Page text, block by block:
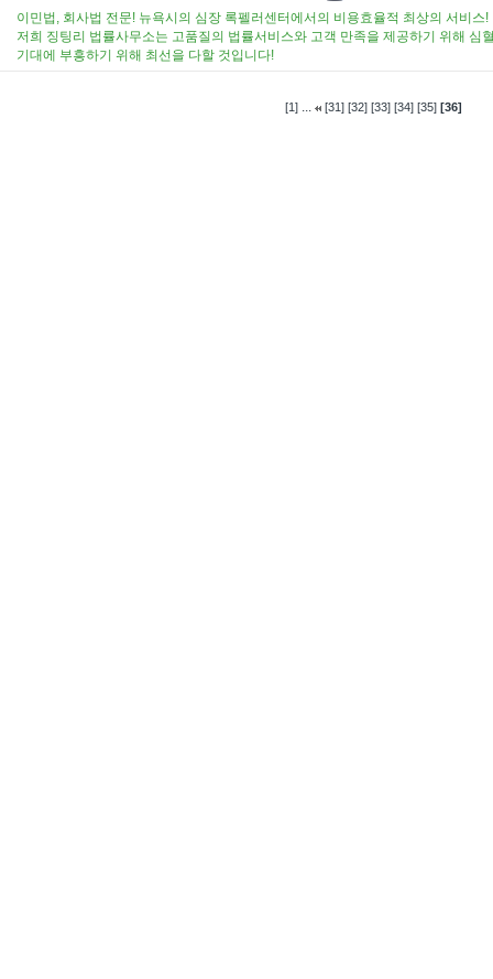
이민법, 회사법 전문! 뉴욕시의 심장 록펠러센터에서의 비용효율적 최상의 서비스!
저희 징팅리 법률사무소는 고품질의 법률서비스와 고객 만족을 제공하기 위해 심
기대에 부흥하기 위해 최선을 다할 것입니다!
[1]... [31] [32] [33] [34] [35] [36]